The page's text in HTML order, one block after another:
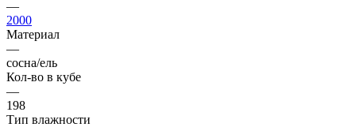
—
2000
Материал
—
сосна/ель
Кол-во в кубе
—
198
Тип влажности